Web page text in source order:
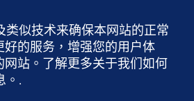
似技术来确保本网站的正常
好的服务，增强您的用户体
网站。了解更多关于我们如何
。.